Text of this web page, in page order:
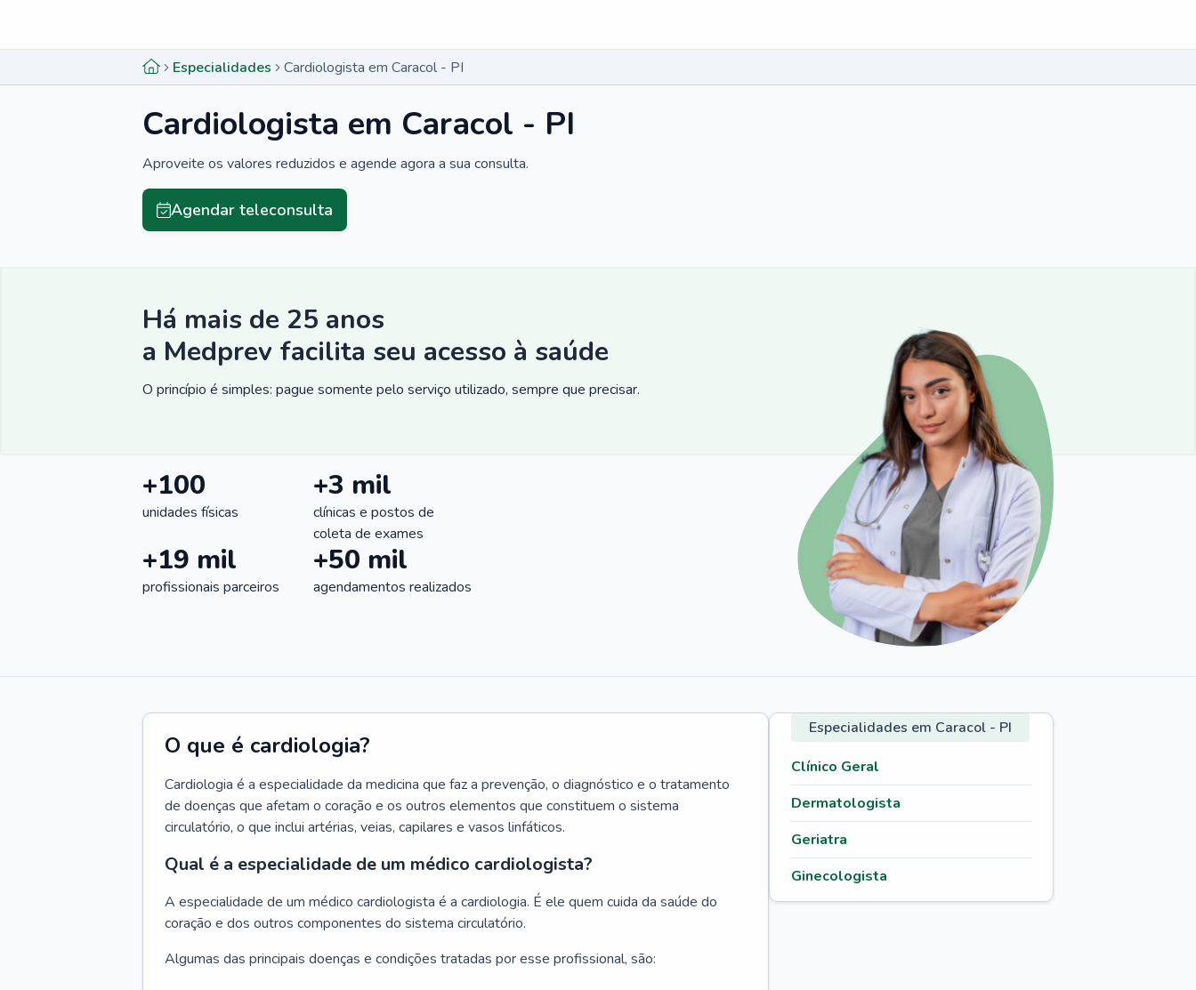
Especialidades Cardiologista em Caracol - PI
Cardiologista em Caracol - PI
Aproveite os valores reduzidos e agende agora a sua consulta.
Agendar teleconsulta
Há mais de 25 anos
a Medprev facilita seu acesso à saúde
O princípio é simples: pague somente pelo serviço utilizado, sempre que precisar.
+100
unidades físicas
+3 mil
clínicas e postos de
coleta de exames
+19 mil
profissionais parceiros
+50 mil
agendamentos realizados
O que é cardiologia?
Cardiologia é a especialidade da medicina que faz a prevenção, o diagnóstico e o tratamento
de doenças que afetam o coração e os outros elementos que constituem o sistema
circulatório, o que inclui artérias, veias, capilares e vasos linfáticos.
Qual é a especialidade de um médico cardiologista?
A especialidade de um médico cardiologista é a cardiologia. É ele quem cuida da saúde do
coração e dos outros componentes do sistema circulatório.
Algumas das principais doenças e condições tratadas por esse profissional, são:
Especialidades em Caracol - PI
Clínico Geral
Dermatologista
Geriatra
Ginecologista